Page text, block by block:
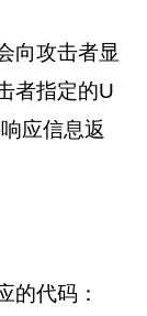
向攻击者显
者指定的U
应信息返
的代码：